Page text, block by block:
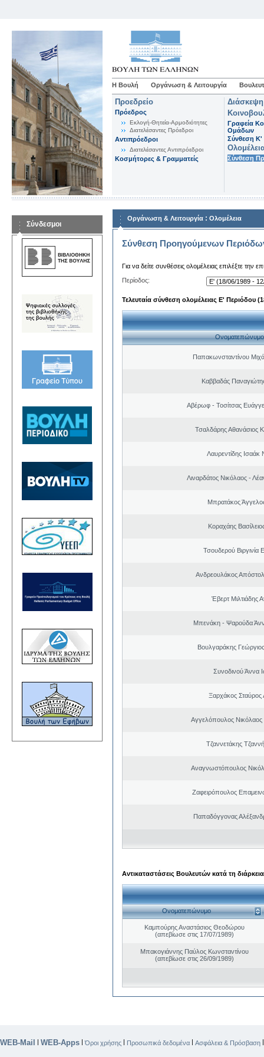
Η Βουλή Οργάνωση & Λειτουργία
Προεδρείο
Πρόεδρος
Εκλογή-Θητεία-Αρμοδιότητες
Διατελέσαντες Πρόεδροι
Αντιπρόεδροι
Διατελέσαντες Αντιπρόεδροι
Κοσμήτορες & Γραμματείς
Γραφεία
Ομάδων
Σύνθεση K'
Σύνθεση
Σύνδεσμοι
Οργάνωση & Λειτουργία : Ολομέλεια
Σύνθεση Προηγούμενων
Για να δείτε συνθέσεις ολομέλειας επιλέξτε την
Περίοδος:
Τελευταία σύνθεση ολομέλειας Ε' Περιόδου
Ονοματεπώνυμο
Παπακωνσταντίνου
Καββαδάς
Αβέρωφ - Τοσίτσας
Τσαλδάρης Αθανάσιος
Λαυρεντίδης Ισαάκ
Λιναρδάτος Νικόλαος -
Μπρατάκος
Κοραχάης
Τσουδερού Βιργινία
Ανδρεουλάκος
Έβερτ Μιλτιάδης
Μπενάκη - Ψαρούδα
Βουλγαράκης
Συνοδινού Άννα
Ξαρχάκος Σταύρος
Αγγελόπουλος Νικόλαος
Τζαννετάκης
Αναγνωστόπουλος
Ζαφειρόπουλος
Παπαδόγγονας
Αντικαταστάσεις Βουλευτών κατά τη
Ονοματεπώνυμο
Καμπούρης Αναστάσιος Θεοδώρου
(απεβίωσε στις 17/07/1989)
Μπακογιάννης Παύλος Κωνσταντίνου
(απεβίωσε στις 26/09/1989)
WEB-Mail | WEB-Apps |Όροι χρήσης | Προσωπικά δεδομένα | Ασφάλεια & Πρόσβαση